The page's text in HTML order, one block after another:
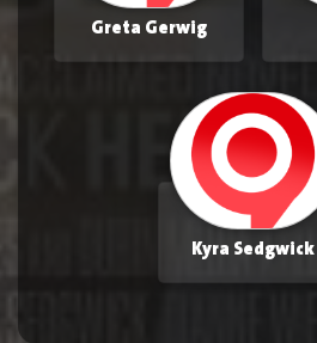
Greta Gerwig
Kyra Sedgwick